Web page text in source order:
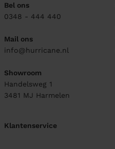
Bel ons
0348 - 444 440
Mail ons
info@hurricane.nl
Showroom
Handelsweg 1
3481 MJ Harmelen
Klantenservice